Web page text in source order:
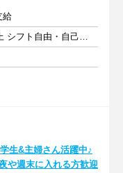
給
週1日以上 1日3時間以上 シフト自由・自己申告
生&主婦さん活躍中♪
や週末に入れる方歓迎